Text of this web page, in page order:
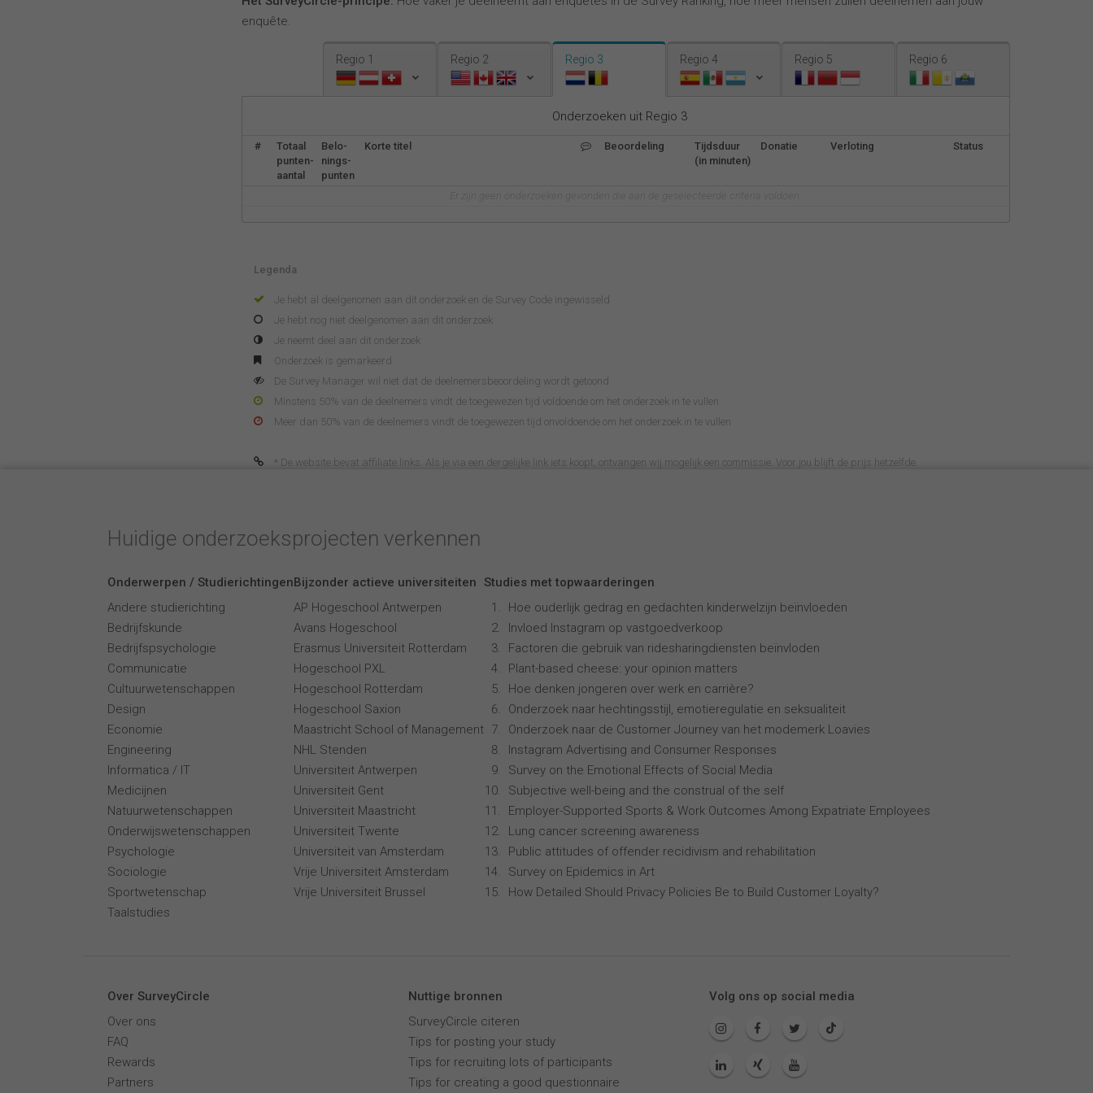
enquête.
Regio 1 Regio 2 Regio 3 Regio 4 Regio 5 Regio 6
Onderzoeken uit Regio 3
#
Totaal
punten-
aantal
Belo-
nings-
punten
Korte titel Beoordeling
Tijdsduur
(in minuten)
Donatie Verloting Status
Legenda
Je hebt al deelgenomen aan dit onderzoek en de Survey Code ingewisseld
Je hebt nog niet deelgenomen aan dit onderzoek
Je neemt deel aan dit onderzoek
Onderzoek is gemarkeerd
De Survey Manager wil niet dat de deelnemersbeoordeling wordt getoond
Minstens 50% van de deelnemers vindt de toegewezen tijd voldoende om het onderzoek in te vullen
Meer dan 50% van de deelnemers vindt de toegewezen tijd onvoldoende om het onderzoek in te vullen
* De website bevat affiliate links. Als je via een dergelijke link iets koopt, ontvangen wij mogelijk een commissie. Voor jou blijft de prijs hetzelfde.
Huidige onderzoeksprojecten verkennen
Onderwerpen / Studierichtingen
Andere studierichting
Bedrijfskunde
Bedrijfspsychologie
Communicatie
Cultuurwetenschappen
Design
Economie
Engineering
Informatica / IT
Medicijnen
Natuurwetenschappen
Onderwijswetenschappen
Psychologie
Sociologie
Sportwetenschap
Taalstudies
Bijzonder actieve universiteiten
AP Hogeschool Antwerpen
Avans Hogeschool
Erasmus Universiteit Rotterdam
Hogeschool PXL
Hogeschool Rotterdam
Hogeschool Saxion
Maastricht School of Management
NHL Stenden
Universiteit Antwerpen
Universiteit Gent
Universiteit Maastricht
Universiteit Twente
Universiteit van Amsterdam
Vrije Universiteit Amsterdam
Vrije Universiteit Brussel
Studies met topwaarderingen
Hoe ouderlijk gedrag en gedachten kinderwelzijn beïnvloeden
Invloed Instagram op vastgoedverkoop
Factoren die gebruik van ridesharingdiensten beïnvloden
Plant-based cheese: your opinion matters
Hoe denken jongeren over werk en carrière?
Onderzoek naar hechtingsstijl, emotieregulatie en seksualiteit
Onderzoek naar de Customer Journey van het modemerk Loavies
Instagram Advertising and Consumer Responses
Survey on the Emotional Effects of Social Media
Subjective well-being and the construal of the self
Employer-Supported Sports & Work Outcomes Among Expatriate Employees
Lung cancer screening awareness
Public attitudes of offender recidivism and rehabilitation
Survey on Epidemics in Art
How Detailed Should Privacy Policies Be to Build Customer Loyalty?
Over SurveyCircle
Over ons
FAQ
Rewards
Partners
Nuttige bronnen
SurveyCircle citeren
Tips for posting your study
Tips for recruiting lots of participants
Tips for creating a good questionnaire
Volg ons op social media
Français